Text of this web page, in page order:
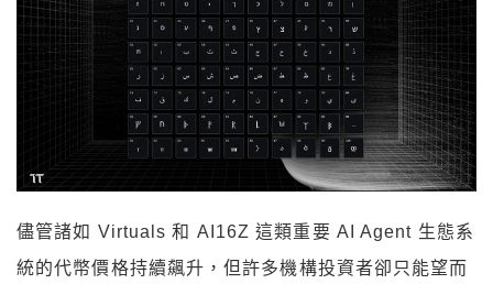
儘管諸如 Virtuals 和 AI16Z 這類重要 AI Agent 生態系
統的代幣價格持續飆升，但許多機構投資者卻只能望而